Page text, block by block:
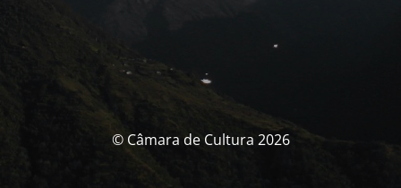
© Câmara de Cultura 2026